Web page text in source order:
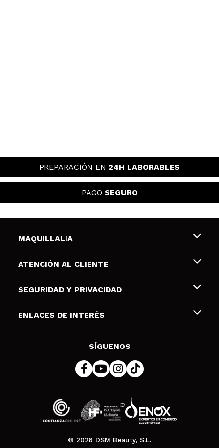
PREPARACIÓN EN 24H LABORABLES
PAGO SEGURO
MAQUILLALIA
Sobre nosotros
Tarjetas de Regalo
ATENCIÓN AL CLIENTE
Envíos y devoluciones
Formas de pago
SEGURIDAD Y PRIVACIDAD
Terminos y condiciones de uso
Política de cookies
ENLACES DE INTERÉS
SÍGUENOS
© 2026 DSM Beauty, S.L.